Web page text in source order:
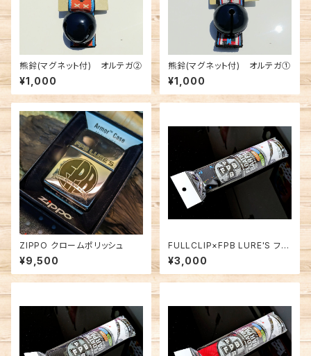
熊鈴(マグネット付) オルテガ②
¥1,000
熊鈴(マグネット付) オルテガ①
¥1,000
ZIPPO クロームポリッシュ
¥9,500
FULLCLIP×FPB LURE'S フロ
ーティングバーパッド スプラッシ
ュ
¥3,000